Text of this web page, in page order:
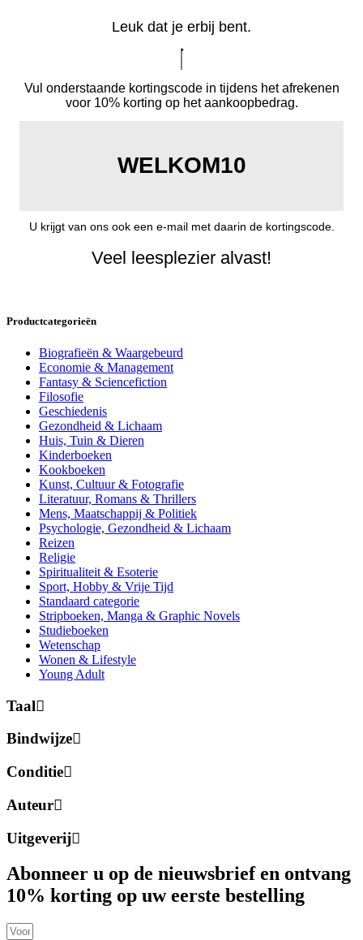
Leuk dat je erbij bent.
Vul onderstaande kortingscode in tijdens het afrekenen
voor 10% korting op het aankoopbedrag.
WELKOM10
U krijgt van ons ook een e-mail met daarin de kortingscode.
Veel leesplezier alvast!
Productcategorieën
Biografieën & Waargebeurd
Economie & Management
Fantasy & Sciencefiction
Filosofie
Geschiedenis
Gezondheid & Lichaam
Huis, Tuin & Dieren
Kinderboeken
Kookboeken
Kunst, Cultuur & Fotografie
Literatuur, Romans & Thrillers
Mens, Maatschappij & Politiek
Psychologie, Gezondheid & Lichaam
Reizen
Religie
Spiritualiteit & Esoterie
Sport, Hobby & Vrije Tijd
Standaard categorie
Stripboeken, Manga & Graphic Novels
Studieboeken
Wetenschap
Wonen & Lifestyle
Young Adult
Taal
Bindwijze
Conditie
Auteur
Uitgeverij
Abonneer u op de nieuwsbrief en ontvang
10% korting op uw eerste bestelling